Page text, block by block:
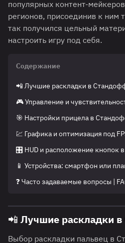
популярных контент-
регионов, присоединив к ним
так получился цельный
настроить игру под себя.
Содержание
📲 Лучшие раскладки в
🎮 Управление и
🎯 Настройки прицела в
💹 Графика и оптимизация под
🎛️ HUD и расположение кнопок
📱 Устройства: смартфон или
❓ Часто задаваемые вопросы |
📲 Лучшие раскладки
Выбор раскладки пальвец в